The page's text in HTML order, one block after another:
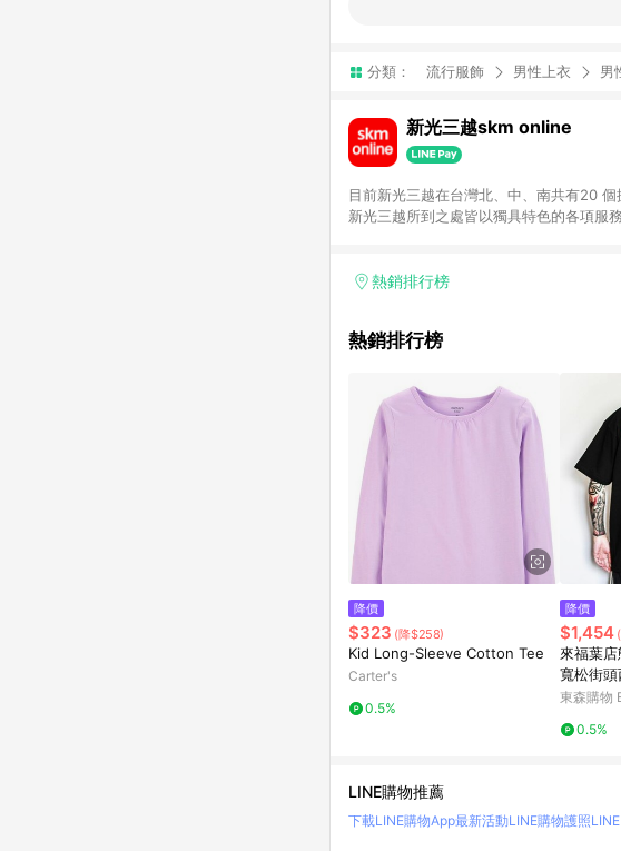
分類： 流行服飾 男性上衣 男
新光三越skm online
目前新光三越在台灣北、中、南共有20
新光三越所到之處皆以獨具特色的各項服
熱銷排行榜
熱銷排行榜
降價
$323 (降$258)
Kid Long-Sleeve Cotton Tee
Carter's
0.5%
降價
$1,454
來福葉
寬松街頭
潮流
東森購物
0.5%
LINE購物推薦
下載LINE購物App最新活動LINE購物護照